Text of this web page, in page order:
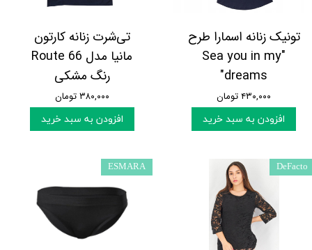
تونیک زنانه اسمارا طرح
"Sea you in my
dreams"
۴۳۰,۰۰۰ تومان
افزودن به سبد خرید
تی‌شرت زنانه کارتون
مانیا مدل Route 66
رنگ مشکی
۳۸۰,۰۰۰ تومان
افزودن به سبد خرید
DeFacto
ESMARA